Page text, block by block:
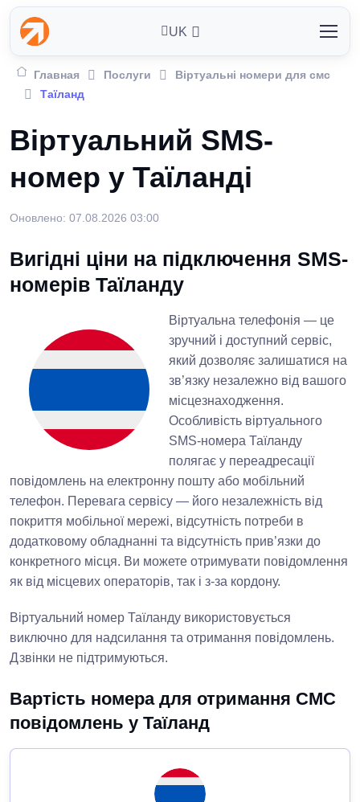
UK
Главная Послуги
Віртуальні номери для смс
Таїланд
Віртуальний SMS-
номер у Таїланді
Оновлено: 07.08.2026 03:00
Вигідні ціни на підключення SMS-
номерів Таїланду
Віртуальна телефонія — це
зручний і доступний сервіс,
який дозволяє залишатися на
зв’язку незалежно від вашого
місцезнаходження.
Особливість віртуального
SMS-номера Таїланду
полягає у переадресації
повідомлень на електронну пошту або мобільний
телефон. Перевага сервісу — його незалежність від
покриття мобільної мережі, відсутність потреби в
додатковому обладнанні та відсутність прив’язки до
конкретного місця. Ви можете отримувати повідомлення
як від місцевих операторів, так і з-за кордону.
Віртуальний номер Таїланду використовується
виключно для надсилання та отримання повідомлень.
Дзвінки не підтримуються.
Вартість номера для отримання СМС
повідомлень у Таїланд